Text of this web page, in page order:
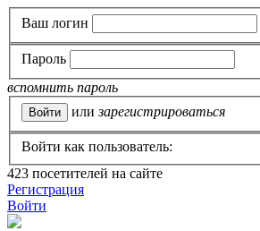
Ваш логин
Пароль
вспомнить пароль
или зарегистрироваться
Войти как пользователь:
423 посетителей на сайте
Регистрация
Войти